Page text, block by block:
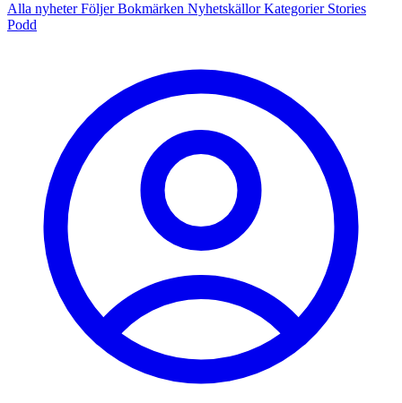
Alla nyheterFöljerBokmärken NyhetskällorKategorier Stories
Podd